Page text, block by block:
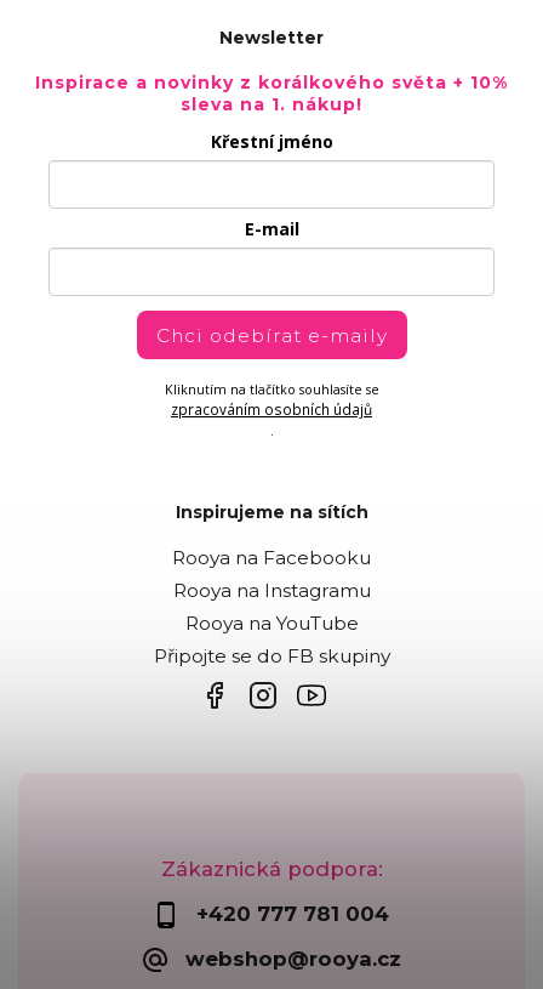
Zákaznická podpora:
+420 777 781 004
webshop@rooya.cz
Newsletter
Inspirace a novinky z korálkového světa + 10%
sleva na 1. nákup!
Křestní jméno
E-mail
Chci odebírat e-maily
Kliknutím na tlačítko souhlasíte se
zpracováním osobních údajů
.
Inspirujeme na sítích
Rooya na Facebooku
Rooya na Instagramu
Rooya na YouTube
Připojte se do FB skupiny